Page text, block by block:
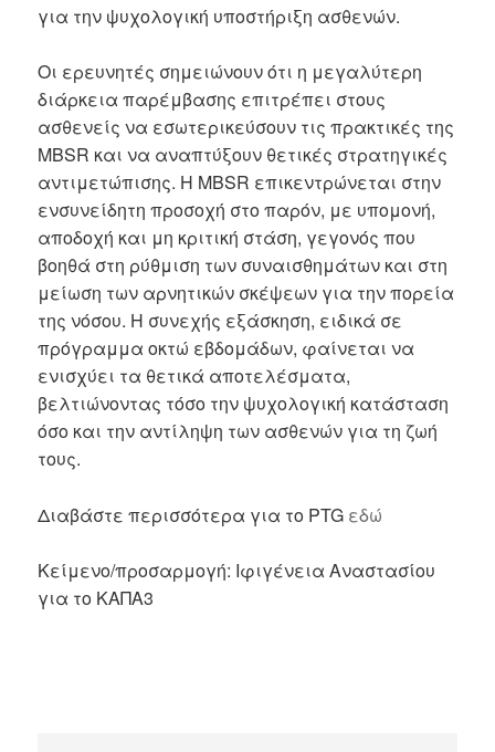
για την ψυχολογική υποστήριξη ασθενών.
Οι ερευνητές σημειώνουν ότι η μεγαλύτερη
διάρκεια παρέμβασης επιτρέπει στους
ασθενείς να εσωτερικεύσουν τις πρακτικές της
MBSR και να αναπτύξουν θετικές στρατηγικές
αντιμετώπισης. Η MBSR επικεντρώνεται στην
ενσυνείδητη προσοχή στο παρόν, με υπομονή,
αποδοχή και μη κριτική στάση, γεγονός που
βοηθά στη ρύθμιση των συναισθημάτων και στη
μείωση των αρνητικών σκέψεων για την πορεία
της νόσου. Η συνεχής εξάσκηση, ειδικά σε
πρόγραμμα οκτώ εβδομάδων, φαίνεται να
ενισχύει τα θετικά αποτελέσματα,
βελτιώνοντας τόσο την ψυχολογική κατάσταση
όσο και την αντίληψη των ασθενών για τη ζωή
τους.
Διαβάστε περισσότερα για το PTG εδώ
Κείμενο/προσαρμογή: Ιφιγένεια Αναστασίου
για το ΚΑΠΑ3